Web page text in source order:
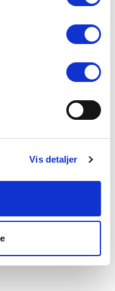
til vores Cookiepolitik,
Vis detaljer